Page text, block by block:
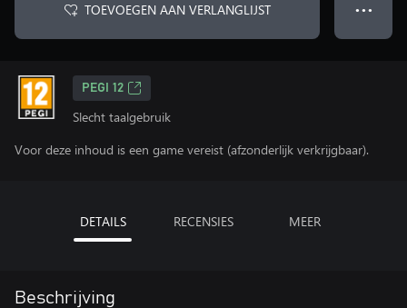
TOEVOEGEN AAN VERLANGLIJST ● ● ●
PEGI 12
Slecht taalgebruik
Voor deze inhoud is een game vereist (afzonderlijk verkrijgbaar).
DETAILS RECENSIES MEER
Beschrijving